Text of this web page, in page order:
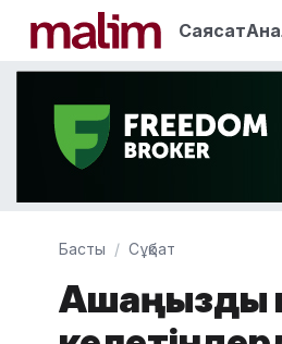
Саясат
Басты Сұқбат
Ақшаңызды